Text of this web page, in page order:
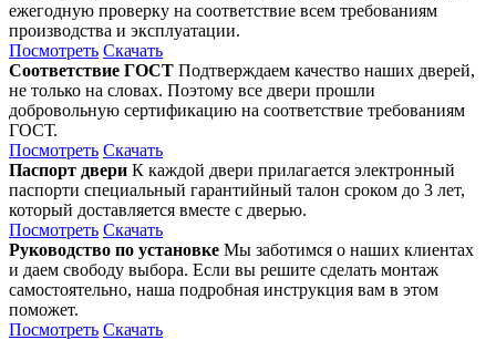
ежегодную проверку на соответствие всем требованиям
производства и эксплуатации.
Посмотреть Скачать
Соответствие ГОСТ Подтверждаем качество наших дверей,
не только на словах. Поэтому все двери прошли
добровольную сертификацию на соответствие требованиям
ГОСТ.
Посмотреть Скачать
Паспорт двери К каждой двери прилагается электронный
паспорти специальный гарантийный талон сроком до 3 лет,
который доставляется вместе с дверью.
Посмотреть Скачать
Руководство по установке Мы заботимся о наших клиентах
и даем свободу выбора. Если вы решите сделать монтаж
самостоятельно, наша подробная инструкция вам в этом
поможет.
Посмотреть Скачать